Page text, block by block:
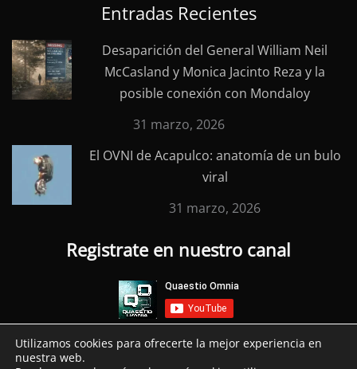
Entradas Recientes
Desaparición del General William Neil
McCasland y Monica Jacinto Reza y la
posible conexión con Mondaloy
31 marzo, 2026
El OVNI de Acapulco: anatomía de un bulo
viral
31 marzo, 2026
Registrate en nuestro canal
Utilizamos cookies para ofrecerte la mejor experiencia en
nuestra web.